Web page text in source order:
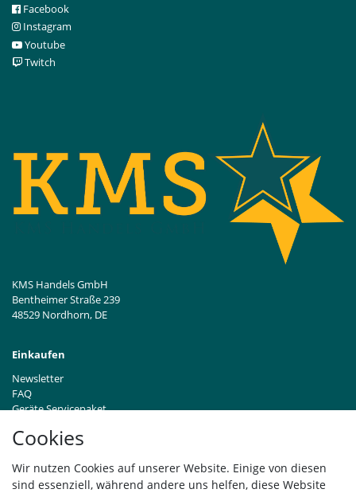
Cookies
Wir nutzen Cookies auf unserer Website. Einige von diesen
sind essenziell, während andere uns helfen, diese Website
Facebook
Instagram
Youtube
Twitch
KMS Handels GmbH
Bentheimer Straße 239
48529 Nordhorn, DE
Einkaufen
Newsletter
FAQ
Geräte Servicepaket
Händleranfragen B2B
Widerrufsrecht